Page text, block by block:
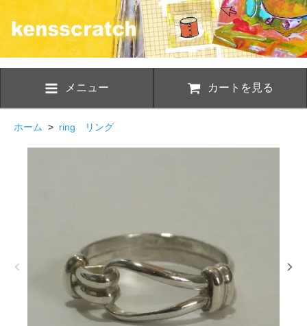
メニュー カートを見る
ホーム > ring リング